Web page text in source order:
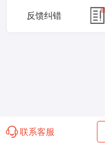
反馈纠错
联系客服